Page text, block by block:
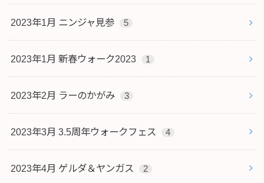
2023年1月 ニンジャ見参 5
2023年1月 新春ウォーク2023 1
2023年2月 ラーのかがみ 3
2023年3月 3.5周年ウォークフェス 4
2023年4月 ゲルダ＆ヤンガス 2